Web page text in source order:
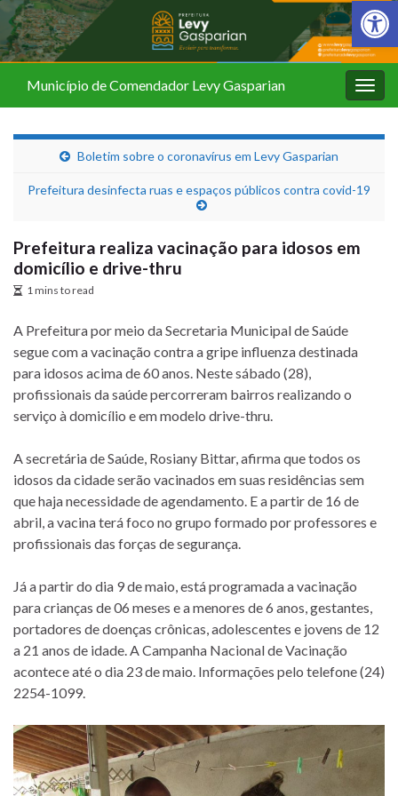
Barra de
Município de Comendador Levy Gasparian
Boletim sobre o coronavírus em Levy Gasparian
Prefeitura desinfecta ruas e espaços públicos contra covid-19
Prefeitura realiza vacinação para idosos em
domicílio e drive-thru
1 mins to read
A Prefeitura por meio da Secretaria Municipal de Saúde
segue com a vacinação contra a gripe influenza destinada
para idosos acima de 60 anos. Neste sábado (28),
profissionais da saúde percorreram bairros realizando o
serviço à domicílio e em modelo drive-thru.
A secretária de Saúde, Rosiany Bittar, afirma que todos os
idosos da cidade serão vacinados em suas residências sem
que haja necessidade de agendamento. E a partir de 16 de
abril, a vacina terá foco no grupo formado por professores e
profissionais das forças de segurança.
Já a partir do dia 9 de maio, está programada a vacinação
para crianças de 06 meses e a menores de 6 anos, gestantes,
portadores de doenças crônicas, adolescentes e jovens de 12
a 21 anos de idade. A Campanha Nacional de Vacinação
acontece até o dia 23 de maio. Informações pelo telefone (24)
2254-1099.